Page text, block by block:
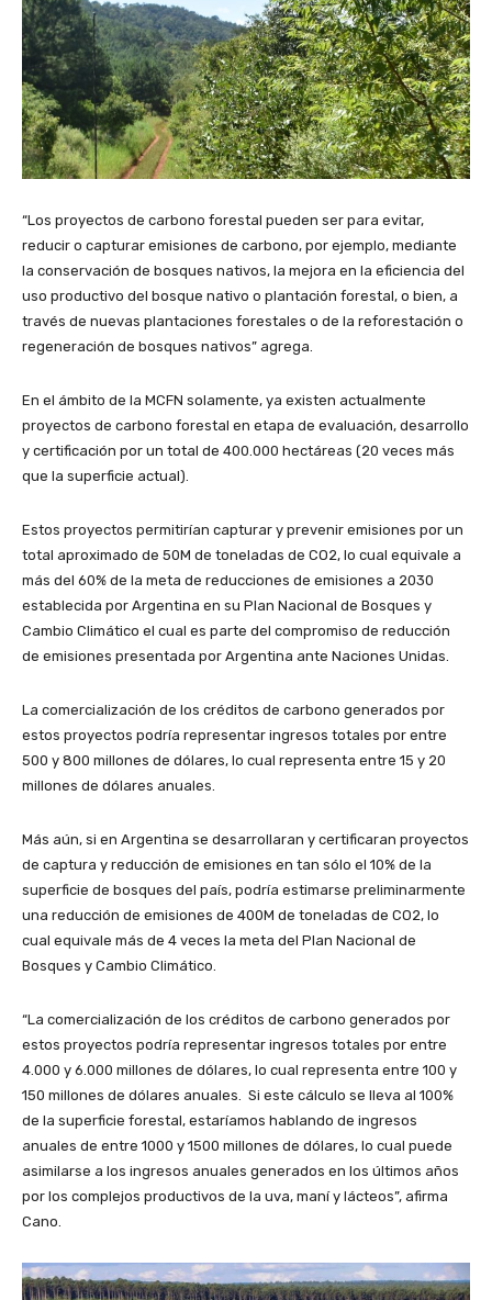
“Los proyectos de carbono forestal pueden ser para evitar,
reducir o capturar emisiones de carbono, por ejemplo, mediante
la conservación de bosques nativos, la mejora en la eficiencia del
uso productivo del bosque nativo o plantación forestal, o bien, a
través de nuevas plantaciones forestales o de la reforestación o
regeneración de bosques nativos” agrega.
En el ámbito de la MCFN solamente, ya existen actualmente
proyectos de carbono forestal en etapa de evaluación, desarrollo
y certificación por un total de 400.000 hectáreas (20 veces más
que la superficie actual).
Estos proyectos permitirían capturar y prevenir emisiones por un
total aproximado de 50M de toneladas de CO2, lo cual equivale a
más del 60% de la meta de reducciones de emisiones a 2030
establecida por Argentina en su Plan Nacional de Bosques y
Cambio Climático el cual es parte del compromiso de reducción
de emisiones presentada por Argentina ante Naciones Unidas.
La comercialización de los créditos de carbono generados por
estos proyectos podría representar ingresos totales por entre
500 y 800 millones de dólares, lo cual representa entre 15 y 20
millones de dólares anuales.
Más aún, si en Argentina se desarrollaran y certificaran proyectos
de captura y reducción de emisiones en tan sólo el 10% de la
superficie de bosques del país, podría estimarse preliminarmente
una reducción de emisiones de 400M de toneladas de CO2, lo
cual equivale más de 4 veces la meta del Plan Nacional de
Bosques y Cambio Climático.
“La comercialización de los créditos de carbono generados por
estos proyectos podría representar ingresos totales por entre
4.000 y 6.000 millones de dólares, lo cual representa entre 100 y
150 millones de dólares anuales. Si este cálculo se lleva al 100%
de la superficie forestal, estaríamos hablando de ingresos
anuales de entre 1000 y 1500 millones de dólares, lo cual puede
asimilarse a los ingresos anuales generados en los últimos años
por los complejos productivos de la uva, maní y lácteos”, afirma
Cano.